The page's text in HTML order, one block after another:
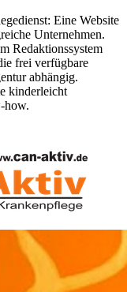
Eine Website
Unternehmen.
Redaktionssystem
frei verfügbare
abhängig.
kinderleicht
how.